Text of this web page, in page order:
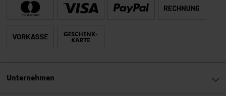
Unternehmen